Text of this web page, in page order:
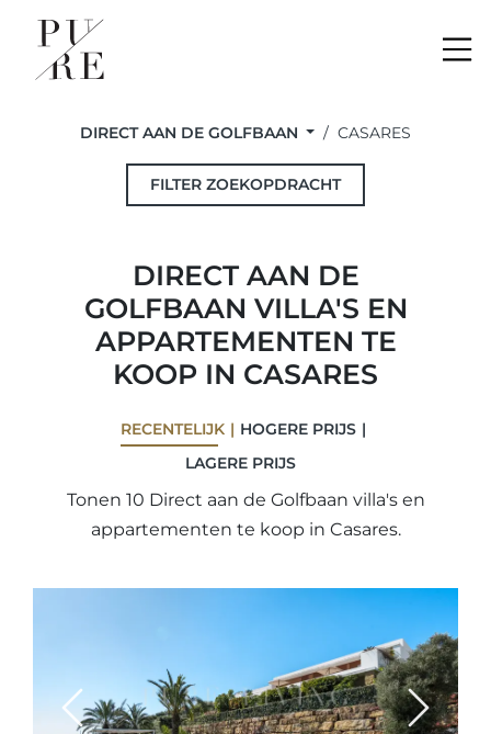
DIRECT AAN DE GOLFBAAN CASARES
FILTER ZOEKOPDRACHT
DIRECT AAN DE
GOLFBAAN VILLA'S EN
APPARTEMENTEN TE
KOOP IN CASARES
RECENTELIJK
HOGERE PRIJS
LAGERE PRIJS
Tonen 10 Direct aan de Golfbaan villa's en
appartementen te koop in Casares.
Previous Next